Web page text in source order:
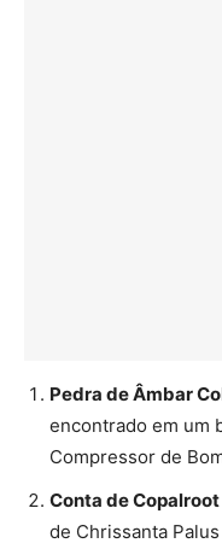
Pedra de Âmbar
encontrado em um
Compressor de
Conta de Copalroot
de Chrissanta